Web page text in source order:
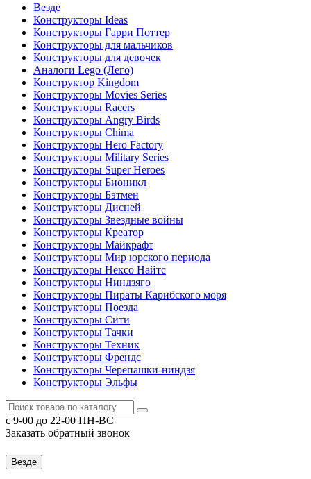
Везде
Конструкторы Ideas
Конструкторы Гарри Поттер
Конструкторы для мальчиков
Конструкторы для девочек
Аналоги Lego (Лего)
Конструктор Kingdom
Конструкторы Movies Series
Конструкторы Racers
Конструкторы Angry Birds
Конструкторы Chima
Конструкторы Hero Factory
Конструкторы Military Series
Конструкторы Super Heroes
Конструкторы Бионикл
Конструкторы Бэтмен
Конструкторы Дисней
Конструкторы Звездные войны
Конструкторы Креатор
Конструкторы Майкрафт
Конструкторы Мир юрского периода
Конструкторы Нексо Найтс
Конструкторы Ниндзяго
Конструкторы Пираты Карибского моря
Конструкторы Поезда
Конструкторы Сити
Конструкторы Тачки
Конструкторы Техник
Конструкторы Френдс
Конструкторы Черепашки-ниндзя
Конструкторы Эльфы
c 9-00 до 22-00 ПН-ВС
Заказать обратный звонок
Везде